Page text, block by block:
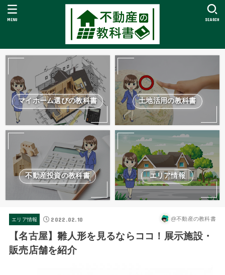
SEARCH
MENU
マイホーム選びの教科書 土地活用の教科書
不動産投資の教科書 エリア情報
エリア情報 2022.02.10 @不動産の教科書
【名古屋】雛人形を見るならココ！展示施設・
販売店舗を紹介